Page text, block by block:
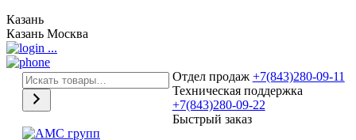
Казань
Казань Москва
...
Отдел продаж +7(843)280-09-11
Техническая поддержка
+7(843)280-09-22
Быстрый заказ